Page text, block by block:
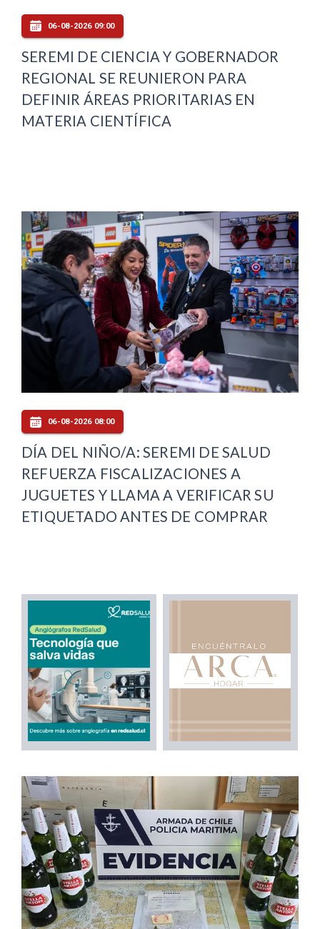
06-08-2026 09:00
SEREMI DE CIENCIA Y GOBERNADOR
REGIONAL SE REUNIERON PARA
DEFINIR ÁREAS PRIORITARIAS EN
MATERIA CIENTÍFICA
06-08-2026 08:00
DÍA DEL NIÑO/A: SEREMI DE SALUD
REFUERZA FISCALIZACIONES A
JUGUETES Y LLAMA A VERIFICAR SU
ETIQUETADO ANTES DE COMPRAR